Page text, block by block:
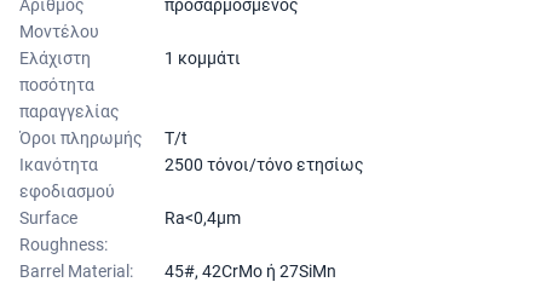
Αριθμός
Μοντέλου
προσαρμοσμένος
Ελάχιστη
ποσότητα
παραγγελίας
1 κομμάτι
Όροι πληρωμής
T/t
Ικανότητα
εφοδιασμού
2500 τόνοι/τόνο ετησίως
Surface
Roughness:
Ra<0,4μm
Barrel Material:
45#, 42CrMo ή 27SiMn